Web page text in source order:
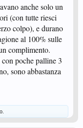
anche solo un
(con tutte riesci
colpo), e durano
al 100% sulle
complimento.
poche palline 3
sono abbastanza